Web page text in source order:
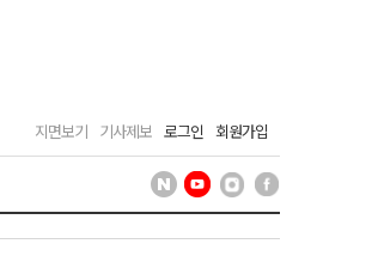
지면보기 기사제보 로그인 회원가입